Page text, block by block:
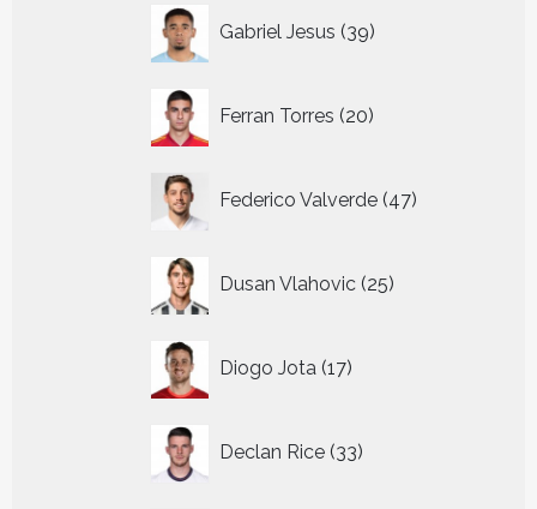
Gabriel Jesus 39
producten
Ferran Torres 20
producten
Federico Valverde 47
producten
Dusan Vlahovic 25
producten
Diogo Jota 17
producten
Declan Rice 33
producten